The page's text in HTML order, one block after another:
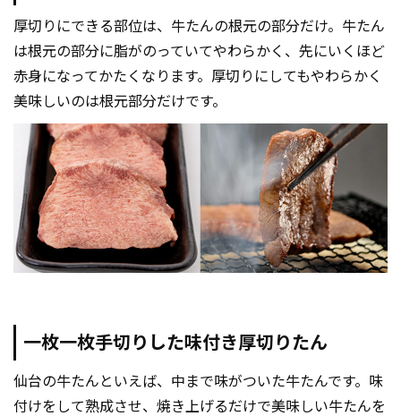
厚切りにできる部位は、牛たんの根元の部分だけ。牛たん
は根元の部分に脂がのっていてやわらかく、先にいくほど
赤身になってかたくなります。厚切りにしてもやわらかく
美味しいのは根元部分だけです。
一枚一枚手切りした味付き厚切りたん
仙台の牛たんといえば、中まで味がついた牛たんです。味
付けをして熟成させ、焼き上げるだけで美味しい牛たんを